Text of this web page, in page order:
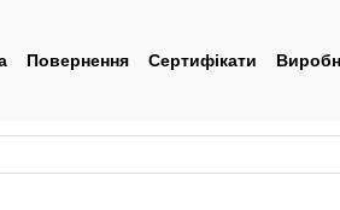
Повернення Сертифікати